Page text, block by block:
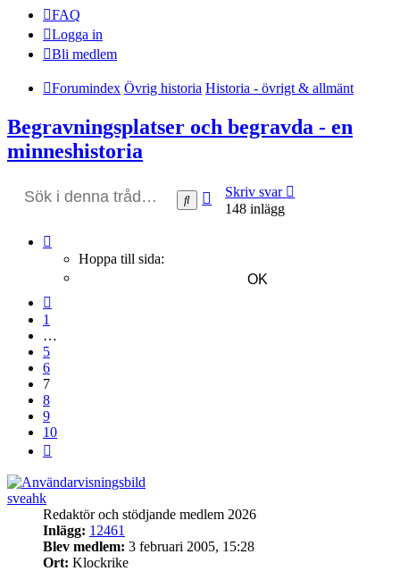
FAQ
Logga in
Bli medlem
Forumindex Övrig historia Historia - övrigt & allmänt
Begravningsplatser och begravda - en
minneshistoria
Skriv svar
Sök
Avancerad
sökning
148 inlägg
Hoppa till sida:
1
…
5
6
7
8
9
10
sveahk
Redaktör och stödjande medlem 2026
Inlägg: 12461
Blev medlem: 3 februari 2005, 15:28
Ort: Klockrike